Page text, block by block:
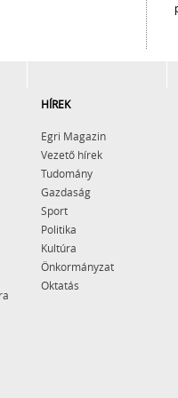
HÍREK
Egri Magazin
Vezető hírek
Tudomány
Gazdaság
Sport
Politika
Kultúra
Önkormányzat
Oktatás